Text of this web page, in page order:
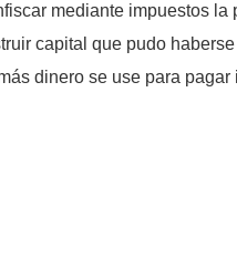
mediante impuestos la
capital que pudo
dinero se use para